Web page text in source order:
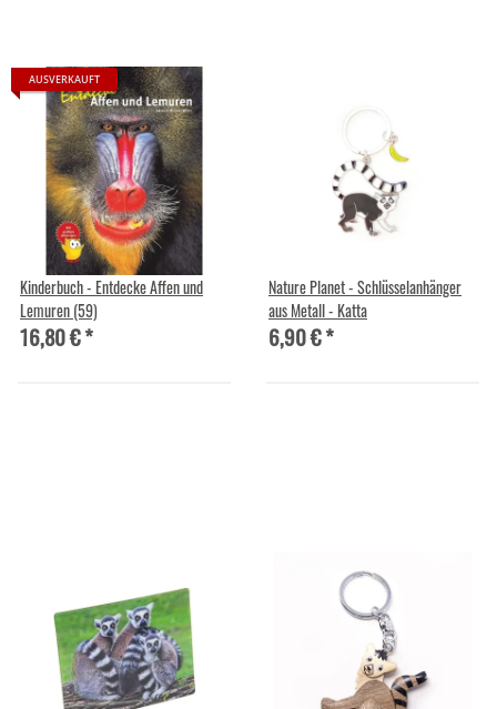
AUSVERKAUFT
Kinderbuch - Entdecke Affen und
Lemuren (59)
16,80 €*
Nature Planet - Schlüsselanhänger
aus Metall - Katta
6,90 €*